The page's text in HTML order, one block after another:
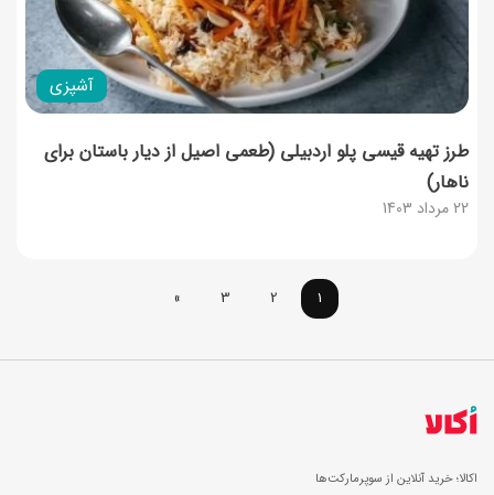
آشپزی
22 مرداد 1403
طرز تهیه قیسی پلو اردبیلی (طعمی اصیل از دیار باستان برای
ناهار)
1
2
3
»
اکالا؛ خرید آنلاین از سوپرمارکت‌ها